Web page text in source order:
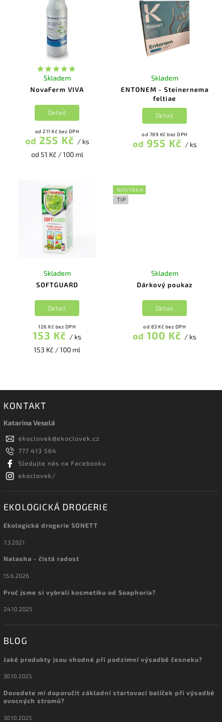
Abecedně
NovaFerm VIVA
Skladem
od 211 Kč bez DPH
od 255 Kč / ks
od 51 Kč / 100 ml
Detail
ENTONEM - Steinernema
feltiae
Skladem
od 789 Kč bez DPH
od 955 Kč / ks
Detail
SOFTGUARD
Skladem
126 Kč bez DPH
153 Kč / ks
153 Kč / 100 ml
Detail
NOVINKA
TIP
Dárkový poukaz
Skladem
od 83 Kč bez DPH
od 100 Kč / ks
Detail
KONTAKT
Katarina Veselá
ekoclovek@ekoclovek.cz
777 413 564
Sledujte nás na Facebooku
ekoclovek/
EKOLOGICKÁ DROGERIE
Ekologická drogerie SONETT
7.3.2021
Natasha - čistá radost
15.6.2026
Proč jsme si vybrali kosmetiku od Soaphoria?
24.10.2025
BLOG
Jaké produkty jsou vhodné při podzimní výsadbě česneku?
30.10.2025
Dovedete mi doporučit základní startovací balíček při výsadbě
ovocných stromů?
30.10.2025